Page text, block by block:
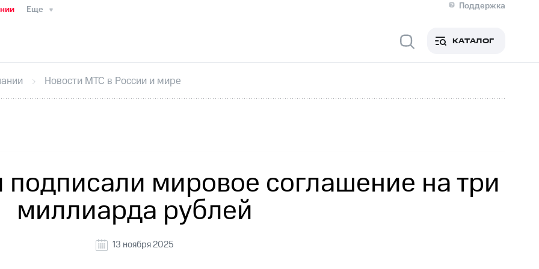
Еще
Поддержка
Медиа-центр
ИнтервьюФинансовая отчетностьКонтактыНовости в регионе
секретарьРаскрытие информации
кабинет акционераАкционерный капиталКонтроль и аудитРынок акций
КАТАЛОГ
Новости МТС в России и мире
мировое соглашение на три
миллиарда рублей
13 ноября 2025